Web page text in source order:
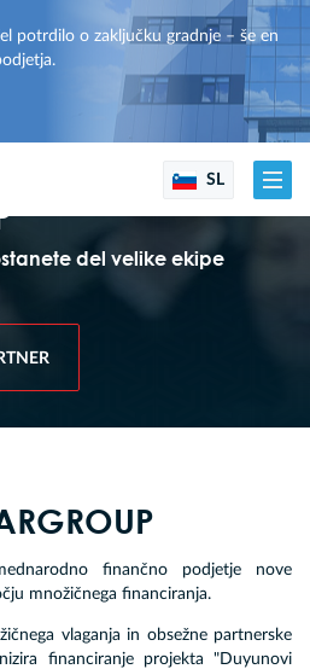
potrdilo o zaključku gradnje – še en
SL
posel s
del velike ekipe
finančno podjetje nove
množičnega financiranja.
vlaganja in obsežne partnerske
financiranje projekta "Duyunovi